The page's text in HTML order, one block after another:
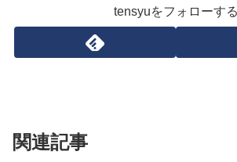
tensyuをフォローする
関連記事